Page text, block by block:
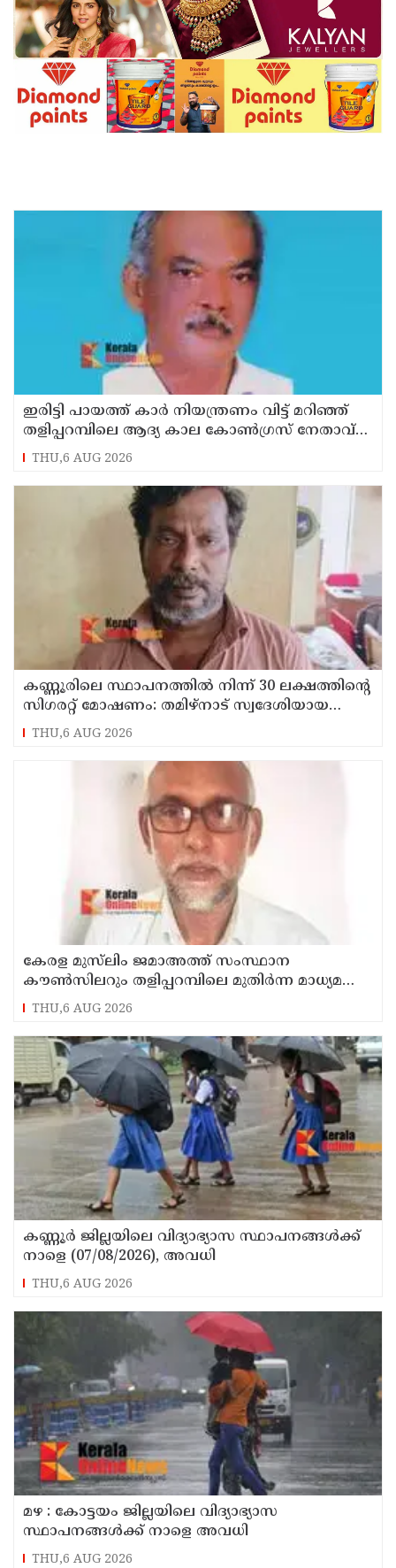
ഇരിട്ടി പായത്ത് കാർ നിയന്ത്രണം വിട്ട് മറിഞ്ഞ്
തളിപ്പറമ്പിലെ ആദ്യ കാല കോണ്‍ഗ്രസ് നേതാവ്
മരിച്ചു
THU,6 AUG 2026
കണ്ണൂരിലെ സ്ഥാപനത്തിൽ നിന്ന് 30 ലക്ഷത്തിന്റെ
സിഗരറ്റ് മോഷണം: തമിഴ്‌നാട് സ്വദേശിയായ
സെയിൽസ്മാൻ തെങ്കാശിയിൽ പിടിയിൽ
THU,6 AUG 2026
കേരള മുസ്‌ലിം ജമാഅത്ത് സംസ്ഥാന
കൗൺസിലറും തളിപ്പറമ്പിലെ മുതിർന്ന മാധ്യമ
പ്രവർത്തകനുമായ ബി എ അലി മൊഗ്രാൽ
നിര്യാതനായി
THU,6 AUG 2026
കണ്ണൂർ ജില്ലയിലെ വിദ്യാഭ്യാസ സ്ഥാപനങ്ങള്‍ക്ക്
നാളെ (07/08/2026), അവധി
THU,6 AUG 2026
മഴ : കോട്ടയം ജില്ലയിലെ വിദ്യാഭ്യാസ
സ്ഥാപനങ്ങൾക്ക് നാളെ അവധി
THU,6 AUG 2026